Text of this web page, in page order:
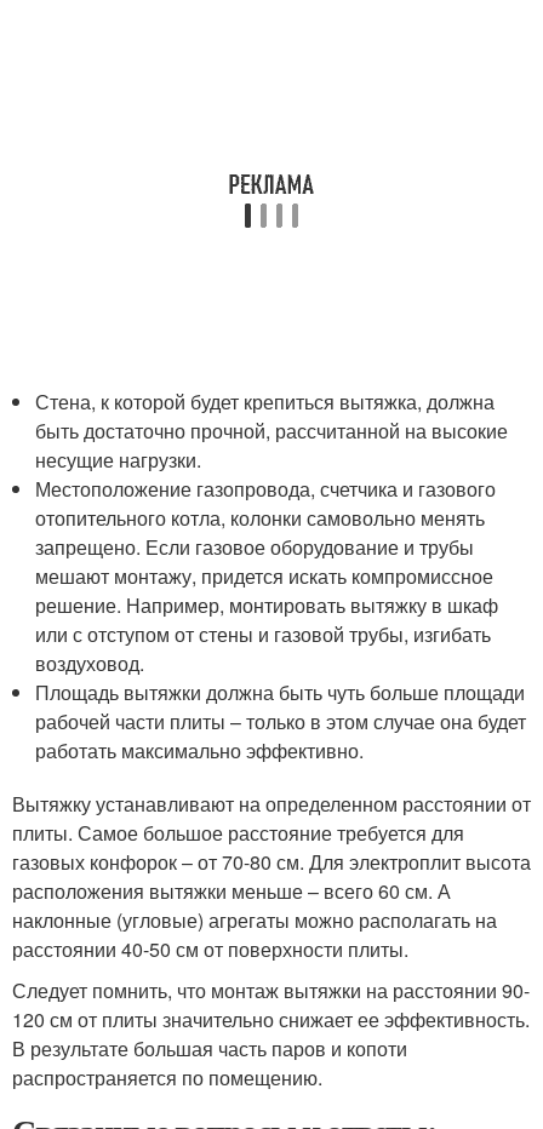
Стена, к которой будет крепиться вытяжка, должна
быть достаточно прочной, рассчитанной на высокие
несущие нагрузки.
Местоположение газопровода, счетчика и газового
отопительного котла, колонки самовольно менять
запрещено. Если газовое оборудование и трубы
мешают монтажу, придется искать компромиссное
решение. Например, монтировать вытяжку в шкаф
или с отступом от стены и газовой трубы, изгибать
воздуховод.
Площадь вытяжки должна быть чуть больше площади
рабочей части плиты – только в этом случае она будет
работать максимально эффективно.
Вытяжку устанавливают на определенном расстоянии от
плиты. Самое большое расстояние требуется для
газовых конфорок – от 70-80 см. Для электроплит высота
расположения вытяжки меньше – всего 60 см. А
наклонные (угловые) агрегаты можно располагать на
расстоянии 40-50 см от поверхности плиты.
Следует помнить, что монтаж вытяжки на расстоянии 90-
120 см от плиты значительно снижает ее эффективность.
В результате большая часть паров и копоти
распространяется по помещению.